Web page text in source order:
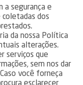
a segurança e
dos
da nossa Política
alterações.
serviços que
sem nos dar
você forneça
esclarecer